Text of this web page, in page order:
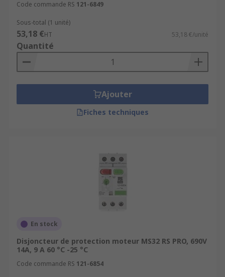
Code commande RS 121-6849
Sous-total (1 unité)
53,18 €HT 53,18 €/unité
Quantité
Ajouter
Fiches techniques
En stock
Disjoncteur de protection moteur MS32 RS PRO, 690V
14A, 9 A 60 °C -25 °C
Code commande RS 121-6854